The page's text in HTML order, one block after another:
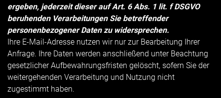
ergeben, jederzeit dieser auf Art. 6 Abs. 1 lit. f DSGVO
beruhenden Verarbeitungen Sie betreffender
personenbezogener Daten zu widersprechen.
Ihre E-Mail-Adresse nutzen wir nur zur Bearbeitung Ihrer
Anfrage. Ihre Daten werden anschließend unter Beachtung
gesetzlicher Aufbewahrungsfristen gelöscht, sofern Sie der
weitergehenden Verarbeitung und Nutzung nicht
zugestimmt haben.